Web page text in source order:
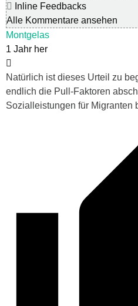
Inline Feedbacks
Alle Kommentare ansehen
Montgelas
1 Jahr her
Natürlich ist dieses Urteil zu
endlich die Pull-Faktoren
Sozialleistungen für Migranten